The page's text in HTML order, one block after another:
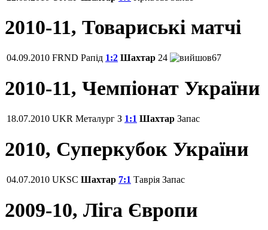
2010-11, Товариські матчі
04.09.2010 FRND Рапід 1:2 Шахтар 24 67
2010-11, Чемпіонат України
18.07.2010 UKR Металург З 1:1 Шахтар Запас
2010, Суперкубок України
04.07.2010 UKSC Шахтар 7:1 Таврія Запас
2009-10, Ліга Європи